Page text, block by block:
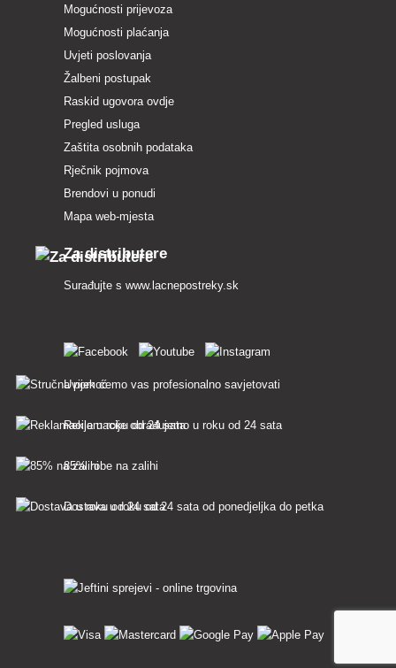
Mogućnosti prijevoza
Mogućnosti plaćanja
Uvjeti poslovanja
Žalbeni postupak
Raskid ugovora ovdje
Pregled usluga
Zaštita osobnih podataka
Rječnik pojmova
Brendovi u ponudi
Mapa web-mjesta
Za distributere
Surađujte s www.lacnepostreky.sk
Uvijek ćemo vas profesionalno savjetovati
Reklamacije obrađujemo u roku od 24 sata
85% robe na zalihi
Dostava u roku od 24 sata od ponedjeljka do petka